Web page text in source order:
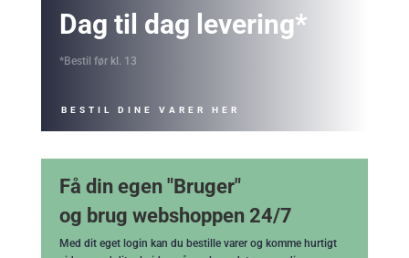
Dag til dag levering*
*Bestil før kl. 13
BESTIL DINE VARER HER
Få din egen "Bruger"
og brug webshoppen 24/7
Med dit eget login kan du bestille varer og komme hurtigt